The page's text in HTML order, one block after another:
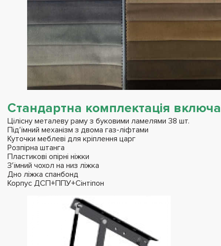
Стандартна комплектація
Цілісну металеву раму з буковими ламелями 38 шт.
Під'їмний механізм з двома газ-ліфтами
Куточки меблеві для кріплення царг
Розпірна штанга
Пластикові опірні ніжки
З'їмний чохол на низ ліжка
Дно ліжка спанбонд
Корпус ДСП+ППУ+Сінтіпон